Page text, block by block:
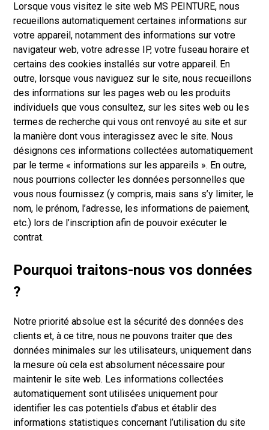
Lorsque vous visitez le site web MS PEINTURE, nous
recueillons automatiquement certaines informations sur
votre appareil, notamment des informations sur votre
navigateur web, votre adresse IP, votre fuseau horaire et
certains des cookies installés sur votre appareil. En
outre, lorsque vous naviguez sur le site, nous recueillons
des informations sur les pages web ou les produits
individuels que vous consultez, sur les sites web ou les
termes de recherche qui vous ont renvoyé au site et sur
la manière dont vous interagissez avec le site. Nous
désignons ces informations collectées automatiquement
par le terme « informations sur les appareils ». En outre,
nous pourrions collecter les données personnelles que
vous nous fournissez (y compris, mais sans s’y limiter, le
nom, le prénom, l’adresse, les informations de paiement,
etc.) lors de l’inscription afin de pouvoir exécuter le
contrat.
Pourquoi traitons-nous vos données
?
Notre priorité absolue est la sécurité des données des
clients et, à ce titre, nous ne pouvons traiter que des
données minimales sur les utilisateurs, uniquement dans
la mesure où cela est absolument nécessaire pour
maintenir le site web. Les informations collectées
automatiquement sont utilisées uniquement pour
identifier les cas potentiels d’abus et établir des
informations statistiques concernant l’utilisation du site